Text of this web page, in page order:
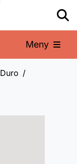
Meny
Duro